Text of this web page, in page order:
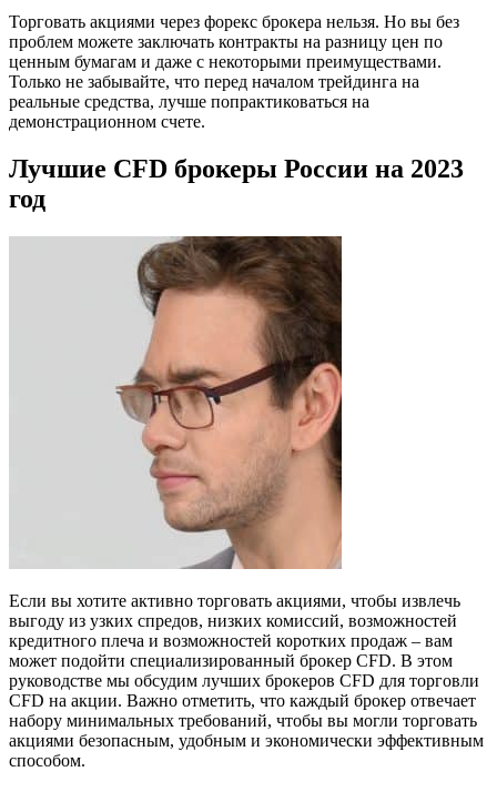
Торговать акциями через форекс брокера нельзя. Но вы без
проблем можете заключать контракты на разницу цен по
ценным бумагам и даже с некоторыми преимуществами.
Только не забывайте, что перед началом трейдинга на
реальные средства, лучше попрактиковаться на
демонстрационном счете.
Лучшие CFD брокеры России на 2023
год
Если вы хотите активно торговать акциями, чтобы извлечь
выгоду из узких спредов, низких комиссий, возможностей
кредитного плеча и возможностей коротких продаж – вам
может подойти специализированный брокер CFD. В этом
руководстве мы обсудим лучших брокеров CFD для торговли
CFD на акции. Важно отметить, что каждый брокер отвечает
набору минимальных требований, чтобы вы могли торговать
акциями безопасным, удобным и экономически эффективным
способом.